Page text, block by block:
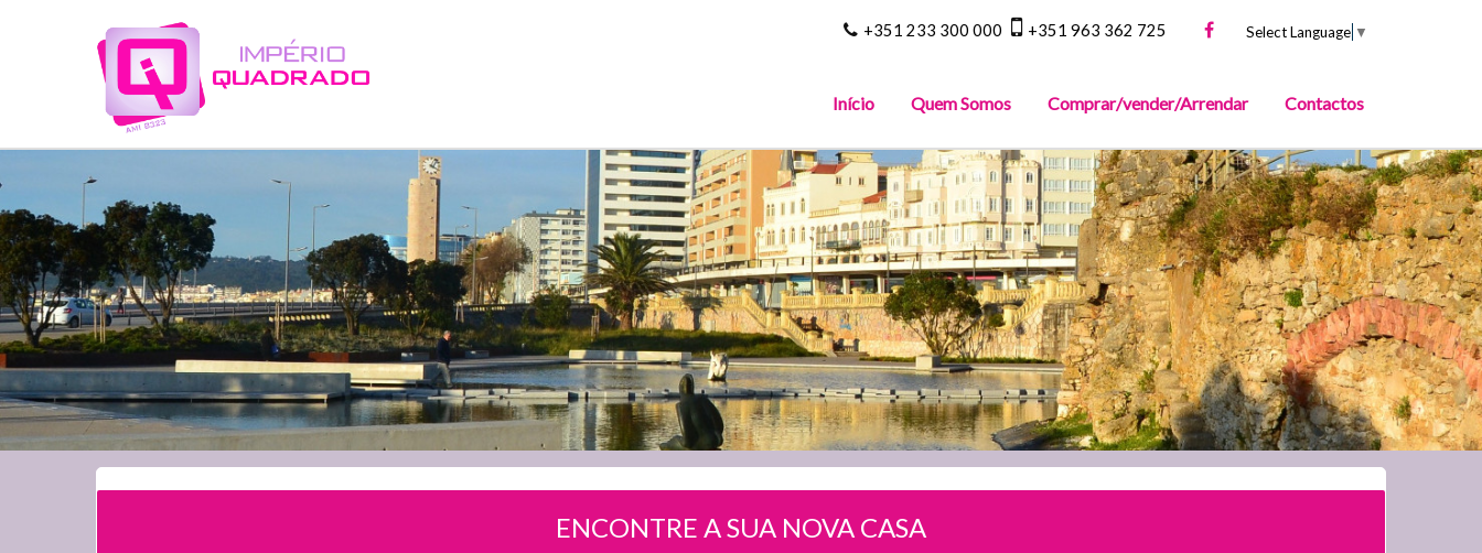
+351 233 300 000 +351 963 362 725 Select Language ▼
Início Quem Somos Comprar/vender/Arrendar Contactos
ENCONTRE A SUA NOVA CASA